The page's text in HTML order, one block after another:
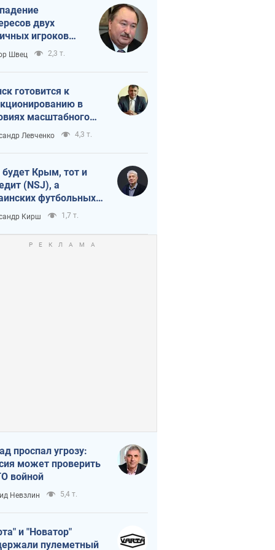
двух
игроков
тайный план
и Путина?
Швец 2,3 т.
готовится к
в
масштабного
кризиса
Левченко 4,3 т.
будет Крым, тот и
(NSJ), а
футбольных
могут
убийцами
Кирш 1,7 т.
проспал угрозу:
может проверить
войной
Невзлин 5,4 т.
и "Новатор"
пулеметный